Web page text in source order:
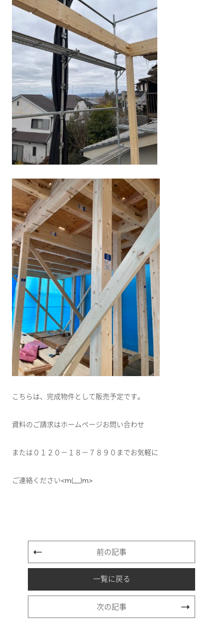
こちらは、完成物件として販売予定です。
資料のご請求はホームページお問い合わせ
または０１２０－１８－７８９０までお気軽に
ご連絡ください<m(__)m>
前の記事
一覧に戻る
次の記事